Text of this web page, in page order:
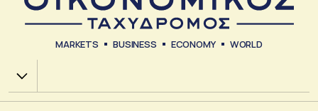
MARKETS BUSINESS ECONOMY WORLD
Χ.Α.